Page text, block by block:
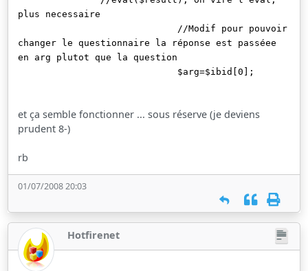
plus necessaire
//Modif pour pouvoir
changer le questionnaire la réponse est passéee
en arg plutot que la question
$arg=$ibid[0];
et ça semble fonctionner ... sous réserve (je deviens
prudent 8-)
rb
01/07/2008 20:03
Hotfirenet